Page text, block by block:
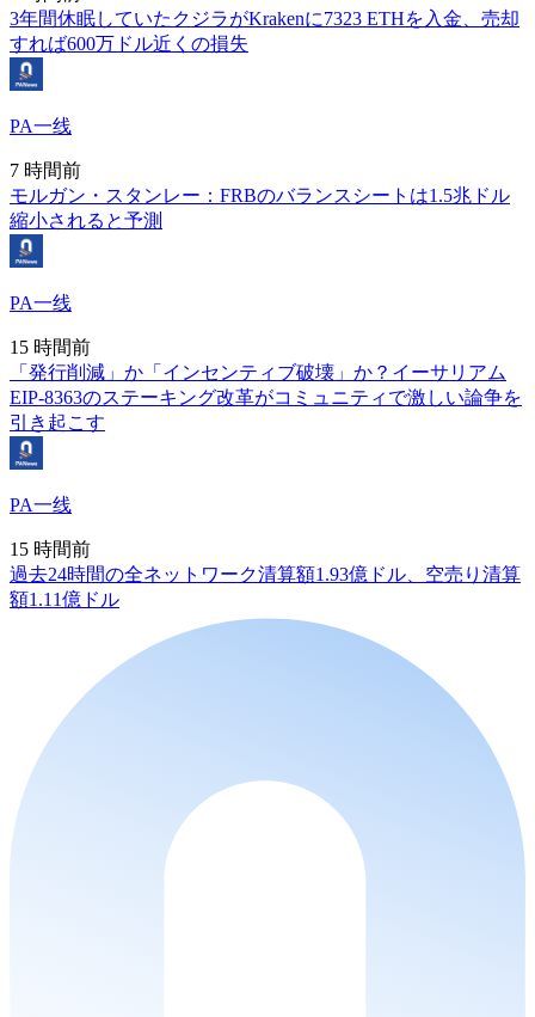
3年間休眠していたクジラがKrakenに7323 ETHを入金、売却
すれば600万ドル近くの損失
PA一线
7 時間前
モルガン・スタンレー：FRBのバランスシートは1.5兆ドル
縮小されると予測
PA一线
15 時間前
「発行削減」か「インセンティブ破壊」か？イーサリアム
EIP-8363のステーキング改革がコミュニティで激しい論争を
引き起こす
PA一线
15 時間前
過去24時間の全ネットワーク清算額1.93億ドル、空売り清算
額1.11億ドル